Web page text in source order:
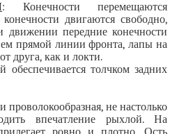
: Конечности перемещаются
двигаются свободно,
движении передние конечности
прямой линии фронта, лапы на
друга, как и локти.
обеспечивается толчком задних
проволокообразная, не настолько
впечатление рыхлой. На